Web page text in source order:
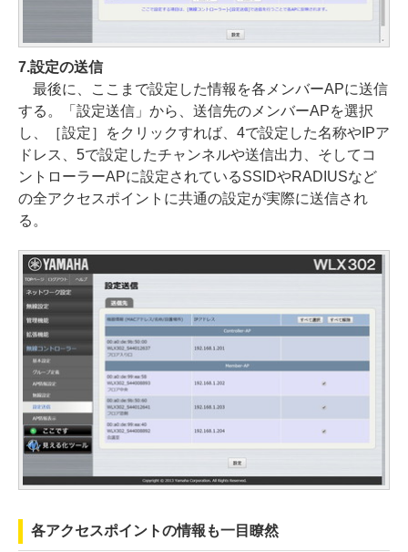
7.設定の送信
最後に、ここまで設定した情報を各メンバーAPに送信
する。「設定送信」から、送信先のメンバーAPを選択
し、［設定］をクリックすれば、4で設定した名称やIPア
ドレス、5で設定したチャンネルや送信出力、そしてコ
ントローラーAPに設定されているSSIDやRADIUSなど
の全アクセスポイントに共通の設定が実際に送信され
る。
各アクセスポイントの情報も一目瞭然